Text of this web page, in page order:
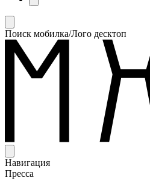
Поиск мобилка/Лого десктоп
Навигация
Пресса